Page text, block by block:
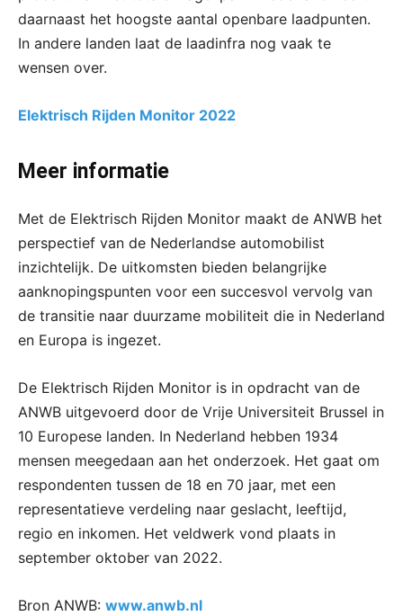
daarnaast het hoogste aantal openbare laadpunten.
In andere landen laat de laadinfra nog vaak te
wensen over.
Elektrisch Rijden Monitor 2022
Meer informatie
Met de Elektrisch Rijden Monitor maakt de ANWB het
perspectief van de Nederlandse automobilist
inzichtelijk. De uitkomsten bieden belangrijke
aanknopingspunten voor een succesvol vervolg van
de transitie naar duurzame mobiliteit die in Nederland
en Europa is ingezet.
De Elektrisch Rijden Monitor is in opdracht van de
ANWB uitgevoerd door de Vrije Universiteit Brussel in
10 Europese landen. In Nederland hebben 1934
mensen meegedaan aan het onderzoek. Het gaat om
respondenten tussen de 18 en 70 jaar, met een
representatieve verdeling naar geslacht, leeftijd,
regio en inkomen. Het veldwerk vond plaats in
september oktober van 2022.
Bron ANWB: www.anwb.nl